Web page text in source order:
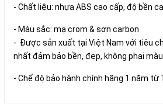
- Chất liệu: nhựa ABS cao cấp, độ bền
- Màu sắc: mạ crom & sơn carbon
- Được sản xuất tại Việt Nam với tiêu
nhất đảm bảo bền, đẹp, không phai màu.
- Chế độ bảo hành chính hãng 1 năm